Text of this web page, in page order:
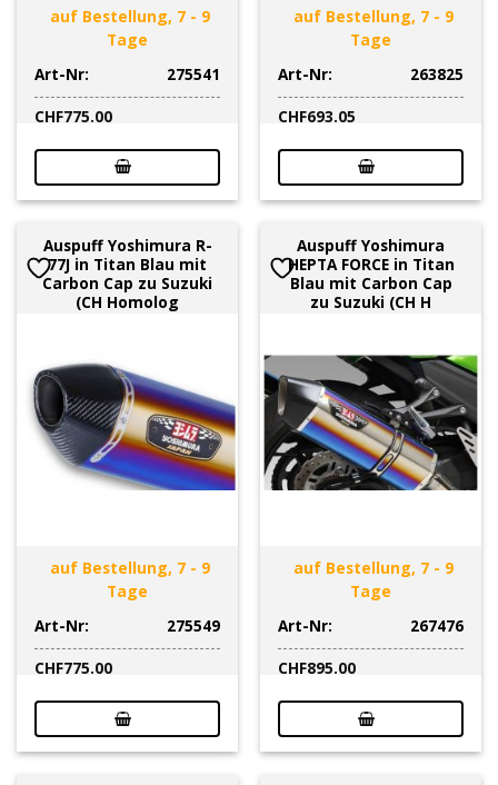
auf Bestellung, 7 - 9
Tage
Art-Nr:
275541
CHF775.00
auf Bestellung, 7 - 9
Tage
Art-Nr:
263825
CHF693.05
Auspuff Yoshimura R-
77J in Titan Blau mit
Carbon Cap zu Suzuki
(CH Homolog
auf Bestellung, 7 - 9
Tage
Art-Nr:
275549
CHF775.00
Auspuff Yoshimura
HEPTA FORCE in Titan
Blau mit Carbon Cap
zu Suzuki (CH H
auf Bestellung, 7 - 9
Tage
Art-Nr:
267476
CHF895.00